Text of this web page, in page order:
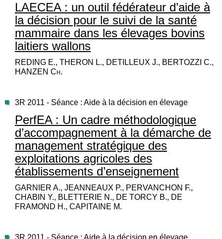
LAECEA : un outil fédérateur d’aide à
la décision pour le suivi de la santé
mammaire dans les élevages bovins
laitiers wallons
REDING E., THERON L., DETILLEUX J., BERTOZZI C.,
HANZEN Ch.
3R 2011 - Séance : Aide à la décision en élevage
PerfEA : Un cadre méthodologique
d’accompagnement à la démarche de
management stratégique des
exploitations agricoles des
établissements d’enseignement
GARNIER A., JEANNEAUX P., PERVANCHON F.,
CHABIN Y., BLETTERIE N., DE TORCY B., DE
FRAMOND H., CAPITAINE M.
3R 2011 - Séance : Aide à la décision en élevage